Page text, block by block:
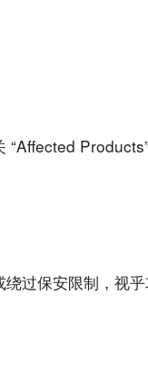
Products”
过保安限制，视乎